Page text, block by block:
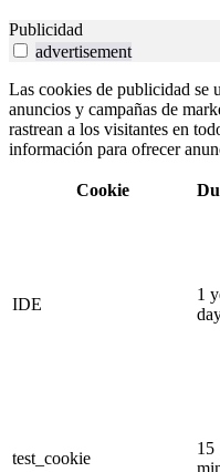
Publicidad
advertisement
Las cookies de publicidad se
anuncios y campañas de
rastrean a los visitantes en
información para ofrecer
Cookie
IDE
1
test_cookie
15